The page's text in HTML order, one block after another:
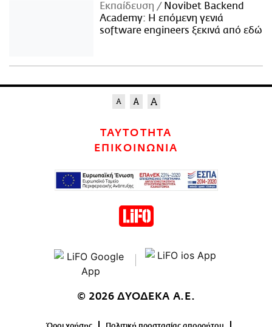
Εκπαίδευση
Novibet Backend
Academy: Η επόμενη γενιά
software engineers ξεκινά από εδώ
ΤΑΥΤΟΤΗΤΑ
ΕΠΙΚΟΙΝΩΝΙΑ
© 2026 ΔΥΟΔΕΚΑ Α.Ε.